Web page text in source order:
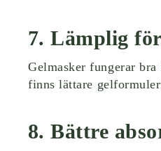
7. Lämplig
Gelmasker fungerar
finns lättare
8. Bättre